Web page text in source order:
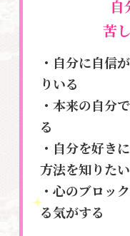
自
苦
・自分に自信
りいる
・本来の自分
る
・自分を好き
方法を知りたい
・心のブロッ
る気がする